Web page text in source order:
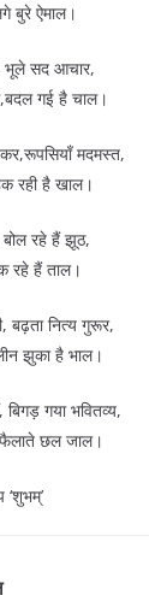
बुरे ऐमाल।
भूले सद आचार,
गई है चाल।
मदमस्त,
रही है खाल।
रहे हैं झूठ,
रहे हैं ताल।
बढ़ता नित्य गुरूर,
झुका है भाल।
गया भवितव्य,
फैलाते छल जाल।